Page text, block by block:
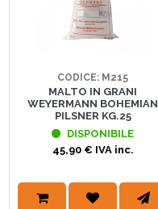
CODICE: M215
MALTO IN GRANI
WEYERMANN BOHEMIAN
PILSNER KG.25
DISPONIBILE
45,90 € IVA inc.